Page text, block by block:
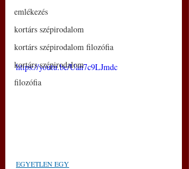
emlékezés
kortárs szépirodalom
kortárs szépirodalom filozófia
kortárs szépirodalom
filozófia
https://youtu.be/Uan7c9LJmdc
EGYETLEN EGY